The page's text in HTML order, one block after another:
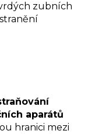
zubních
aparátů
hranici mezi